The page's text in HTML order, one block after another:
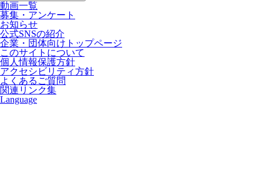
動画一覧
募集・アンケート
お知らせ
公式SNSの紹介
企業・団体向けトップページ
このサイトについて
個人情報保護方針
アクセシビリティ方針
よくあるご質問
関連リンク集
Language